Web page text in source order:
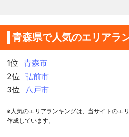
青森県で人気のエリアラ
1位
青森市
2位
弘前市
3位
八戸市
※人気のエリアランキングは、当サイトのエ
作成しています。